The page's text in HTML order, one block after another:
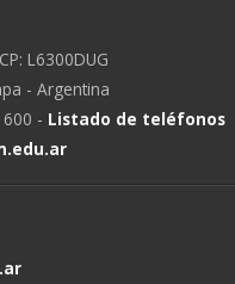
L6300DUG
- Argentina
- Listado de teléfonos